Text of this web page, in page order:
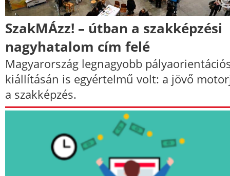
SzakMÁzz! – útban a szakképzési
nagyhatalom cím felé
Magyarország legnagyobb
kiállításán is egyértelmű volt: a jövő
a szakképzés.